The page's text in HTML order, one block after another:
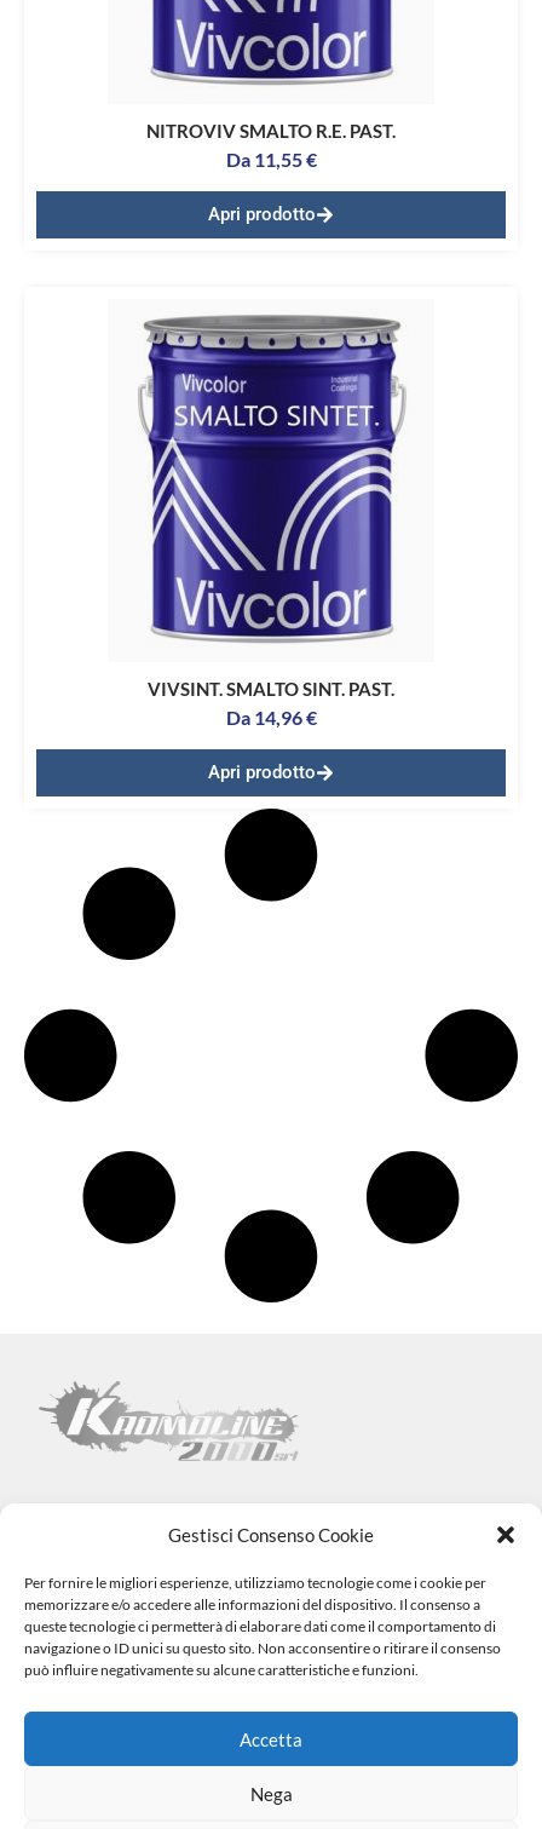
Gestisci Consenso Cookie
Per fornire le migliori esperienze, utilizziamo tecnologie come i cookie per
memorizzare e/o accedere alle informazioni del dispositivo. Il consenso a
queste tecnologie ci permetterà di elaborare dati come il comportamento di
navigazione o ID unici su questo sito. Non acconsentire o ritirare il consenso
può influire negativamente su alcune caratteristiche e funzioni.
Accetta
Nega
NITROVIV SMALTO R.E. PAST.
Da 11,55€
Apri prodotto
VIVSINT. SMALTO SINT. PAST.
Da 14,96€
Apri prodotto
Kromoline 2000 SRL
Via L. Tabellione, 1 (47891) Falciano – SAN MARINO –COE
SM06838
Registro e-commerce n.1002 dal 15/06/23
info@kromovernici.com+39 339 136 08730549 909508